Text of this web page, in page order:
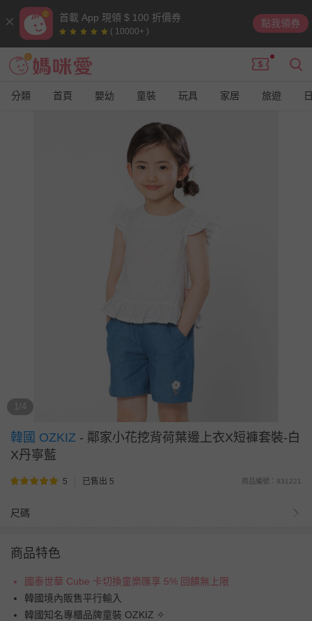
首載 App 現領 $ 100 折價券
( 10000+ )
點我領券
分類 首頁 嬰幼 童裝 玩具 家居 旅遊
1/4
韓國 OZKIZ - 鄰家小花挖背荷葉邊上衣X短褲套裝-白
X丹寧藍
5 已售出 5 商品編號：931221
尺碼
商品特色
國泰世華 Cube 卡切換童樂匯享 5% 回饋無上限
韓國境內販售平行輸入
韓國知名專櫃品牌童裝 OZKIZ ✧